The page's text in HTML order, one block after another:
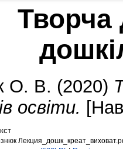
Творча
О. В. (2020)
освіти.